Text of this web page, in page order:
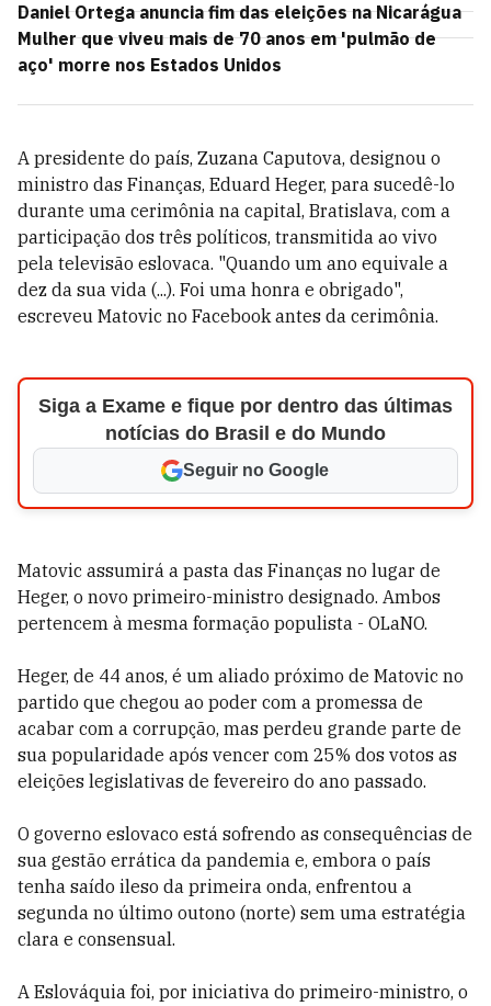
Daniel Ortega anuncia fim das eleições na Nicarágua
Mulher que viveu mais de 70 anos em 'pulmão de
aço' morre nos Estados Unidos
A presidente do país, Zuzana Caputova, designou o
ministro das Finanças, Eduard Heger, para sucedê-lo
durante uma cerimônia na capital, Bratislava, com a
participação dos três políticos, transmitida ao vivo
pela televisão eslovaca. "Quando um ano equivale a
dez da sua vida (...). Foi uma honra e obrigado",
escreveu Matovic no Facebook antes da cerimônia.
Siga a Exame e fique por dentro das últimas
notícias do Brasil e do Mundo
Seguir no Google
Matovic assumirá a pasta das Finanças no lugar de
Heger, o novo primeiro-ministro designado. Ambos
pertencem à mesma formação populista - OLaNO.
Heger, de 44 anos, é um aliado próximo de Matovic no
partido que chegou ao poder com a promessa de
acabar com a corrupção, mas perdeu grande parte de
sua popularidade após vencer com 25% dos votos as
eleições legislativas de fevereiro do ano passado.
O governo eslovaco está sofrendo as consequências de
sua gestão errática da pandemia e, embora o país
tenha saído ileso da primeira onda, enfrentou a
segunda no último outono (norte) sem uma estratégia
clara e consensual.
A Eslováquia foi, por iniciativa do primeiro-ministro, o